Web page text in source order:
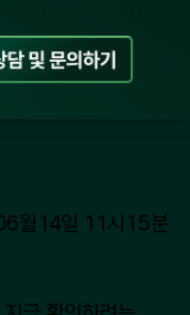
월14일 11시15분